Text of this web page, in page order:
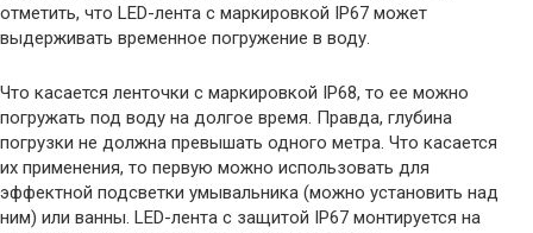
отметить, что LED-лента с маркировкой IP67 может
выдерживать временное погружение в воду.
Что касается ленточки с маркировкой IP68, то ее можно
погружать под воду на долгое время. Правда, глубина
погрузки не должна превышать одного метра. Что касается
их применения, то первую можно использовать для
эффектной подсветки умывальника (можно установить над
ним) или ванны. LED-лента с защитой IP67 монтируется на